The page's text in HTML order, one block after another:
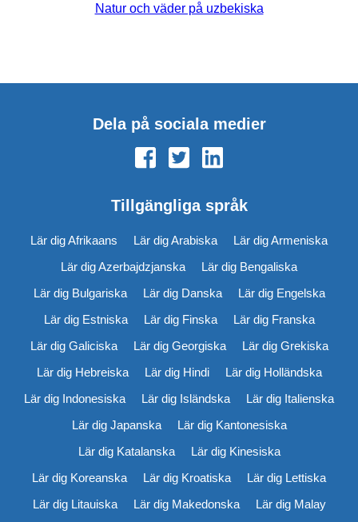
Natur och väder på uzbekiska
Dela på sociala medier
Tillgängliga språk
Lär dig Afrikaans Lär dig Arabiska
Lär dig Armeniska
Lär dig Azerbajdzjanska
Lär dig Bengaliska
Lär dig Bulgariska
Lär dig Danska
Lär dig Engelska
Lär dig Estniska
Lär dig Finska
Lär dig Franska
Lär dig Galiciska
Lär dig Georgiska
Lär dig Grekiska
Lär dig Hebreiska
Lär dig Hindi
Lär dig Holländska
Lär dig Indonesiska
Lär dig Isländska
Lär dig Italienska
Lär dig Japanska
Lär dig Kantonesiska
Lär dig Katalanska
Lär dig Kinesiska
Lär dig Koreanska
Lär dig Kroatiska
Lär dig Lettiska
Lär dig Litauiska
Lär dig Makedonska
Lär dig Malay